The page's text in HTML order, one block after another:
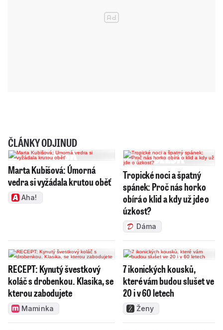
ČLÁNKY ODJINUD
Marta Kubišová: Úmorná
vedra si vyžádala krutou oběť
Aha!
Tropické noci a špatný
spánek: Proč nás horko
obírá o klid a kdy už jde o
úzkost?
Dáma
RECEPT: Kynutý švestkový
koláč s drobenkou. Klasika, se
kterou zabodujete
Maminka
7 ikonických kousků,
které vám budou slušet ve
20 i v 60 letech
Ženy